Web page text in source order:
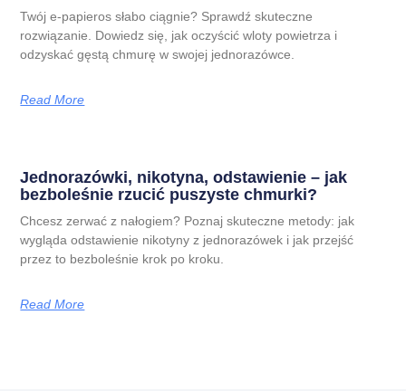
Twój e-papieros słabo ciągnie? Sprawdź skuteczne
rozwiązanie. Dowiedz się, jak oczyścić wloty powietrza i
odzyskać gęstą chmurę w swojej jednorazówce.
Read More
Jednorazówki, nikotyna, odstawienie – jak
bezboleśnie rzucić puszyste chmurki?
Chcesz zerwać z nałogiem? Poznaj skuteczne metody: jak
wygląda odstawienie nikotyny z jednorazówek i jak przejść
przez to bezboleśnie krok po kroku.
Read More